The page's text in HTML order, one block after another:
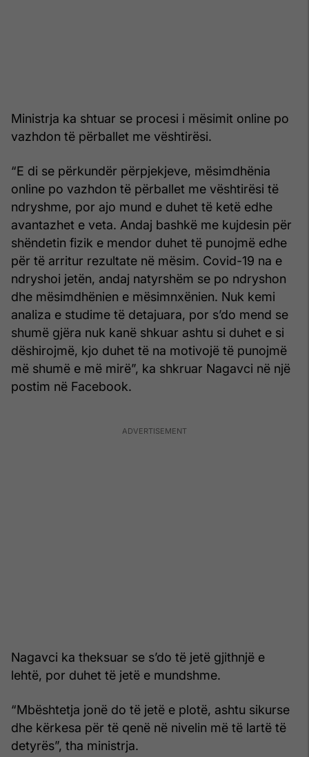
Ministrja ka shtuar se procesi i mësimit online po
vazhdon të përballet me vështirësi.
“E di se përkundër përpjekjeve, mësimdhënia
online po vazhdon të përballet me vështirësi të
ndryshme, por ajo mund e duhet të ketë edhe
avantazhet e veta. Andaj bashkë me kujdesin për
shëndetin fizik e mendor duhet të punojmë edhe
për të arritur rezultate në mësim. Covid-19 na e
ndryshoi jetën, andaj natyrshëm se po ndryshon
dhe mësimdhënien e mësimnxënien. Nuk kemi
analiza e studime të detajuara, por s’do mend se
shumë gjëra nuk kanë shkuar ashtu si duhet e si
dëshirojmë, kjo duhet të na motivojë të punojmë
më shumë e më mirë”, ka shkruar Nagavci në një
postim në Facebook.
Nagavci ka theksuar se s’do të jetë gjithnjë e
lehtë, por duhet të jetë e mundshme.
“Mbështetja jonë do të jetë e plotë, ashtu sikurse
dhe kërkesa për të qenë në nivelin më të lartë të
detyrës”, tha ministrja.